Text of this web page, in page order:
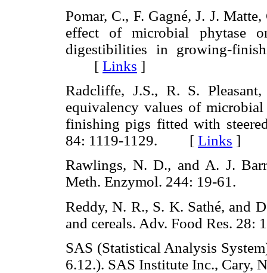
Pomar, C., F. Gagné, J. J.
effect of microbial phytase
digestibilities in growing-
[ Links ]
Radcliffe, J.S., R. S.
equivalency values of
finishing pigs fitted with
84: 1119-1129. [ Links ]
Rawlings, N. D., and A. J.
Meth. Enzymol. 244: 19-
Reddy, N. R., S. K. Sathé, and
and cereals. Adv. Food Res.
SAS (Statistical Analysis
6.12.). SAS Institute Inc.,